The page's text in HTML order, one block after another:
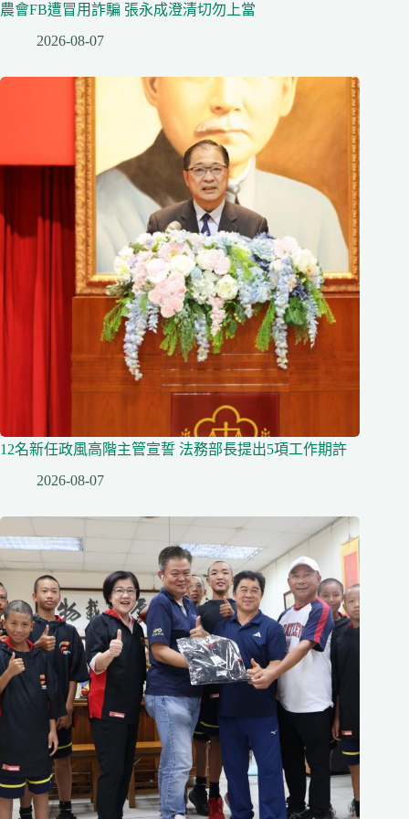
農會FB遭冒用詐騙 張永成澄清切勿上當
2026-08-07
12名新任政風高階主管宣誓 法務部長提出5項工作期許
2026-08-07